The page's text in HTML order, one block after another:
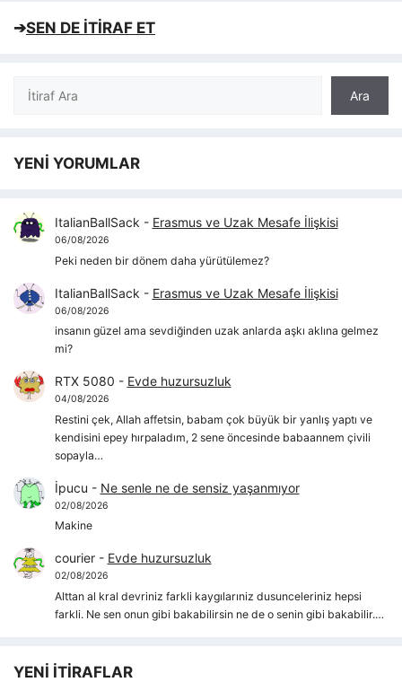
➔SEN DE İTİRAF ET
Ara
Ara
YENİ YORUMLAR
ItalianBallSack - Erasmus ve Uzak Mesafe İlişkisi
06/08/2026
Peki neden bir dönem daha yürütülemez?
ItalianBallSack - Erasmus ve Uzak Mesafe İlişkisi
06/08/2026
insanın güzel ama sevdiğinden uzak anlarda aşkı aklına gelmez
mi?
RTX 5080 - Evde huzursuzluk
04/08/2026
Restini çek, Allah affetsin, babam çok büyük bir yanlış yaptı ve
kendisini epey hırpaladım, 2 sene öncesinde babaannem çivili
sopayla…
İpucu - Ne senle ne de sensiz yaşanmıyor
02/08/2026
Makine
courier- Evde huzursuzluk
02/08/2026
Alttan al kral devriniz farkli kaygılarıniz dusunceleriniz hepsi
farkli. Ne sen onun gibi bakabilirsin ne de o senin gibi bakabilir.…
YENİ İTİRAFLAR